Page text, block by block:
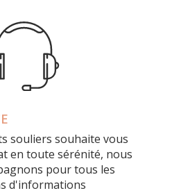
souliers souhaite vous
en toute sérénité, nous
pour tous les
d'informations